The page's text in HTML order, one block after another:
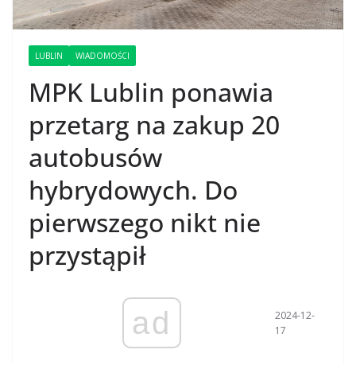
LUBLIN WIADOMOŚCI
MPK Lublin ponawia
przetarg na zakup 20
autobusów
hybrydowych. Do
pierwszego nikt nie
przystąpił
ad
2024-12-
17